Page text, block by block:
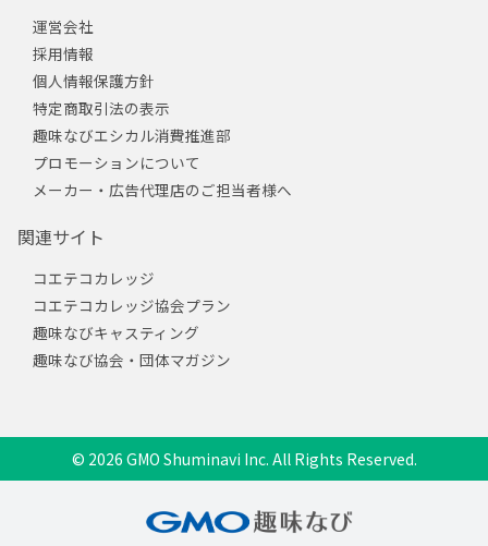
運営会社
採用情報
個人情報保護方針
特定商取引法の表示
趣味なびエシカル消費推進部
プロモーションについて
メーカー・広告代理店のご担当者様へ
関連サイト
コエテコカレッジ
コエテコカレッジ協会プラン
趣味なびキャスティング
趣味なび協会・団体マガジン
© 2026 GMO Shuminavi Inc. All Rights Reserved.